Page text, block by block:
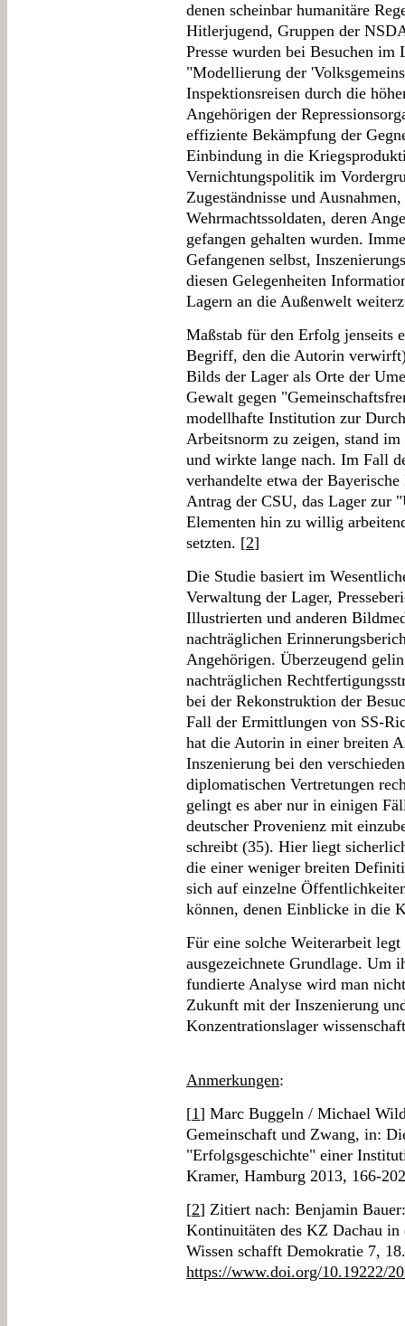
denen scheinbar humanitäre
Hitlerjugend, Gruppen der
Presse wurden bei Besuchen im
"Modellierung der
Inspektionsreisen durch die
Angehörigen der
effiziente Bekämpfung der
Einbindung in die
Vernichtungspolitik im
Zugeständnisse und
Wehrmachtssoldaten, deren
gefangen gehalten wurden.
Gefangenen selbst,
diesen Gelegenheiten
Lagern an die Außenwelt
Maßstab für den Erfolg jenseits
Begriff, den die Autorin
Bilds der Lager als Orte der
Gewalt gegen
modellhafte Institution zur
Arbeitsnorm zu zeigen, stand
und wirkte lange nach. Im Fall
verhandelte etwa der
Antrag der CSU, das Lager zur
Elementen hin zu willig
setzten. [2]
Die Studie basiert im
Verwaltung der Lager,
Illustrierten und anderen
nachträglichen
Angehörigen. Überzeugend
nachträglichen
bei der Rekonstruktion der
Fall der Ermittlungen von SS-
hat die Autorin in einer breiten
Inszenierung bei den
diplomatischen Vertretungen
gelingt es aber nur in einigen
deutscher Provenienz mit
schreibt (35). Hier liegt
die einer weniger breiten
sich auf einzelne
können, denen Einblicke in die
Für eine solche Weiterarbeit
ausgezeichnete Grundlage. Um
fundierte Analyse wird man
Zukunft mit der Inszenierung
Konzentrationslager
Anmerkungen:
[1] Marc Buggeln / Michael
Gemeinschaft und Zwang, in:
"Erfolgsgeschichte" einer
Kramer, Hamburg 2013, 166-
[2] Zitiert nach: Benjamin
Kontinuitäten des KZ Dachau
Wissen schafft Demokratie 7,
https://www.doi.org/10.19222/